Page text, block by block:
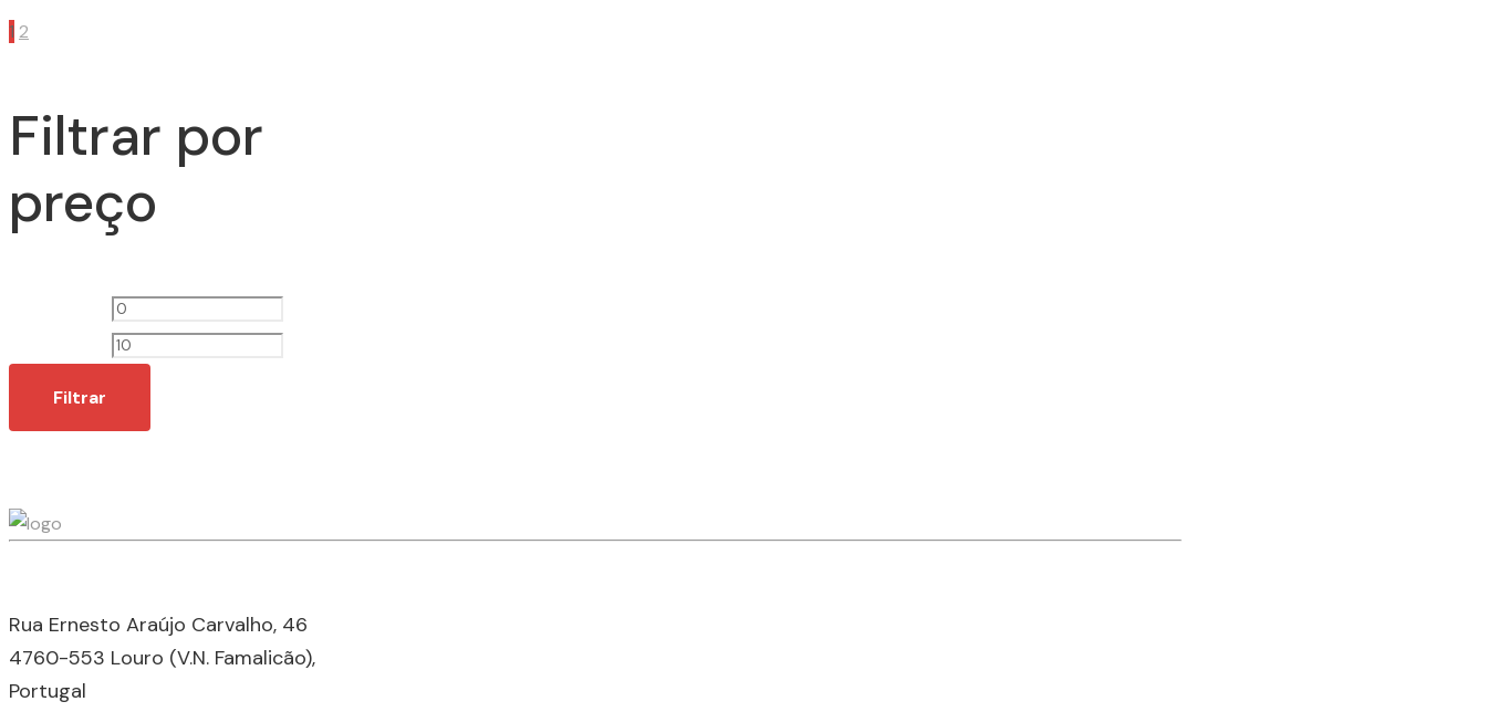
1 2
Filtrar por
preço
Preço
mínimo
Filtrar
Rua Ernesto Araújo Carvalho, 46
4760-553 Louro (V.N. Famalicão),
Portugal